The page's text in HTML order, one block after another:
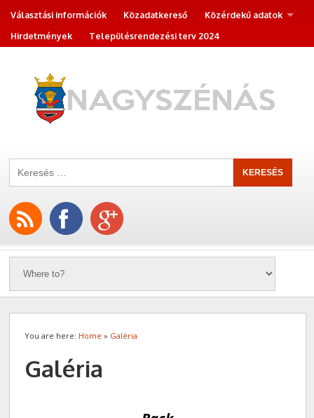
Választási információk
Közadatkereső
Közérdekű adatok
Hirdetmények
Településrendezési terv 2024
You are here: Home » Galéria
Galéria